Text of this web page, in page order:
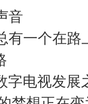
音
有一个在路
字电视发展